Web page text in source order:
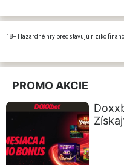
18+ Hazardné hry predstavujú riziko
PROMO AKCIE